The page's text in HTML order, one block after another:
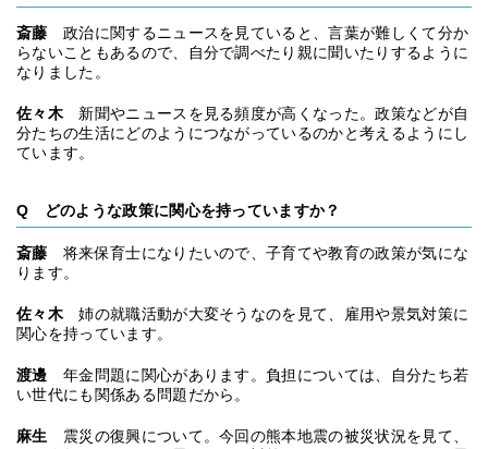
斎藤 政治に関するニュースを見ていると、言葉が難しくて分か
らないこともあるので、自分で調べたり親に聞いたりするように
なりました。
佐々木新聞やニュースを見る頻度が高くなった。政策などが自
分たちの生活にどのようにつながっているのかと考えるようにし
ています。
Q どのような政策に関心を持っていますか？
斎藤 将来保育士になりたいので、子育てや教育の政策が気にな
ります。
佐々木姉の就職活動が大変そうなのを見て、雇用や景気対策に
関心を持っています。
渡邊 年金問題に関心があります。負担については、自分たち若
い世代にも関係ある問題だから。
麻生
震災の復興について。今回の熊本地震の被災状況を見て、